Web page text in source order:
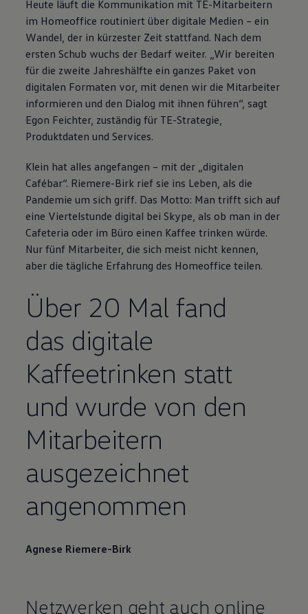
Heute läuft die Kommunikation mit TE-Mitarbeitern
im Homeoffice routiniert über digitale Medien – ein
Wandel, der in kürzester Zeit stattfand. Nach dem
ersten Schub wuchs der Bedarf weiter. „Wir bereiten
für die zweite Jahreshälfte ein ganzes Paket von
digitalen Formaten vor, mit denen wir die Mitarbeiter
informieren und den Dialog mit ihnen führen“, sagt
Egon Feichter, zuständig für TE-Strategie,
Produktdaten und Services.
Klein hat alles angefangen – mit der „digitalen
Cafébar“. Riemere-Birk rief sie ins Leben, als die
Pandemie um sich griff. Das Motto: Man trifft sich auf
eine Viertelstunde digital bei Skype, als ob man in der
Cafeteria oder im Büro einen Kaffee trinken würde.
Nur fünf Mitarbeiter, die sich meist nicht kennen,
aber die tägliche Erfahrung des Homeoffice teilen.
Über 20 Mal fand
das digitale
Kaffeetrinken statt
und wurde von den
Mitarbeitern
ausgezeichnet
angenommen
Agnese Riemere-Birk
Netzwerken geht auch online